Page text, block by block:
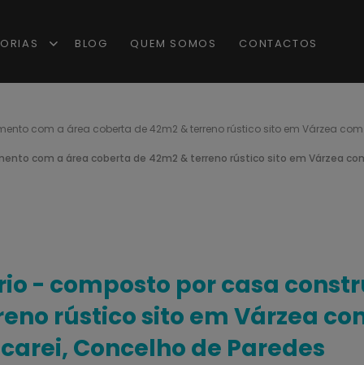
BLOG QUEM SOMOS CONTACTOS
com a área coberta de 42m2 & terreno rústico sito em Várzea
com a área coberta de 42m2 & terreno rústico sito em Várzea
- composto por casa
rústico sito em Várzea
Concelho de Paredes